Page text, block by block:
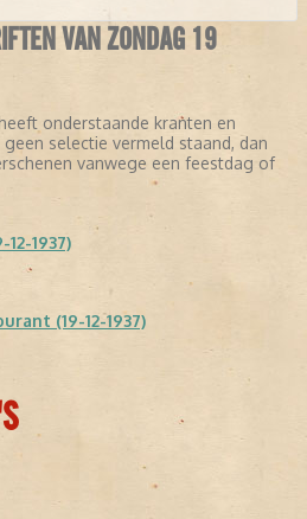
VAN ZONDAG 19
onderstaande kranten en
selectie vermeld staand, dan
vanwege een feestdag of
1937)
(19-12-1937)